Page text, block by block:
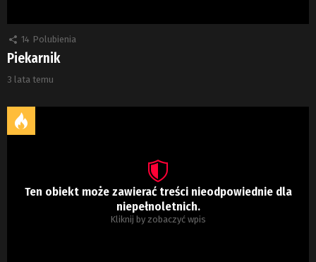
14 Polubienia
Piekarnik
3 lata temu
Ten obiekt może zawierać treści nieodpowiednie dla
niepełnoletnich.
Kliknij by zobaczyć wpis